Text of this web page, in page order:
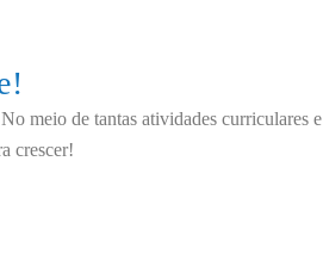
meio de tantas atividades curriculares e
crescer!